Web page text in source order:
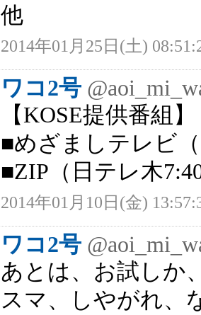
他
2014年01月25日(土)
ワコ2号
【KOSE提供番組】
■めざましテレビ
■ZIP（日テレ木
2014年01月10日(金)
ワコ2号
あとは、お試しか
スマ、しやがれ、